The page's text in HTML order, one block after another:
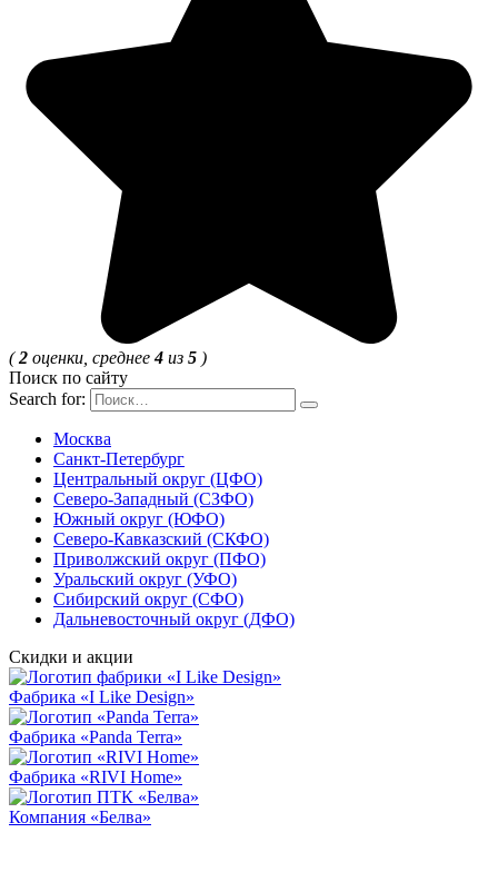
(2 оценки, среднее4 из 5 )
Поиск по сайту
Search for:
Москва
Санкт-Петербург
Центральный округ (ЦФО)
Северо-Западный (СЗФО)
Южный округ (ЮФО)
Северо-Кавказский (СКФО)
Приволжский округ (ПФО)
Уральский округ (УФО)
Сибирский округ (СФО)
Дальневосточный округ (ДФО)
Скидки и акции
Фабрика «I Like Design»
Фабрика «Panda Terra»
Фабрика «RIVI Home»
Компания «Белва»